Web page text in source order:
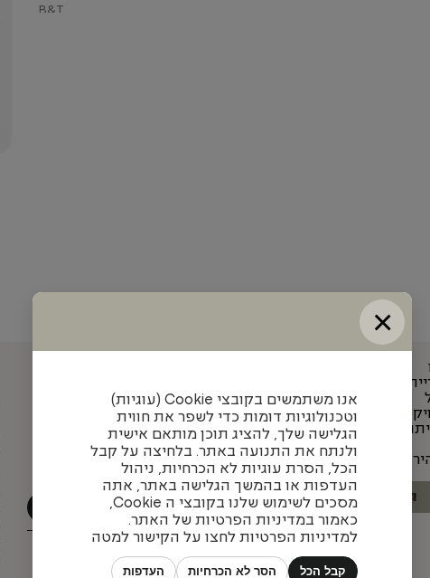
B&T
הבא
4
עדכונים והשראה מאיתנו
הצטרפו לניוזלטר שלנו כדי להתעדכן בעיצובים חדשים,
פרויקטים מעניינים ומגמות בתחום
×
אנו משתמשים בקובצי Cookie (עוגיות)
וטכנולוגיות דומות כדי לשפר את חווית
הגלישה שלך, להציג תוכן מותאם אישית
ולנתח את התנועה באתר. בלחיצה על קבל
הכל, הסרת עוגיות לא הכרחיות, ניהול
העדפות או בהמשך הגלישה באתר, אתה
מסכים לשימוש שלנו בקובצי ה Cookie,
כאמור במדיניות הפרטיות של האתר.
למדיניות הפרטיות לחצו על הקישור למטה
קבל הכל הסר לא הכרחיות העדפות